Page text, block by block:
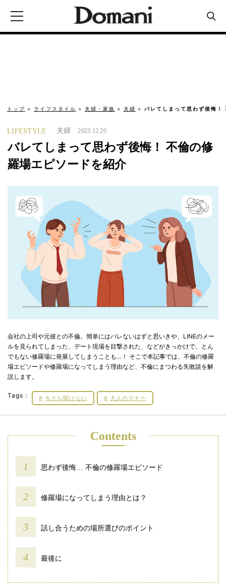
トップ ライフスタイル 夫婦・家族 夫婦 バレてしまって思わず後悔！
LIFESTYLE 夫婦 2023.12.20
バレてしまって思わず後悔！ 不倫の修
羅場エピソードを紹介
会社の上司や元彼との不倫。簡単にはバレないはずと思いきや、LINEのメー
ルを見られてしまった、デート現場を目撃された、などがきっかけで、とん
でもない修羅場に発展してしまうことも…！ そこで本記事では、不倫の修羅
場エピソードや修羅場になってしまう理由など、不倫にまつわる失敗談を解
説します。
Tags： 今さら聞けない 大人のマナー
Contents
思わず後悔… 不倫の修羅場エピソード
修羅場になってしまう理由とは？
話し合うための場所選びのポイント
最後に